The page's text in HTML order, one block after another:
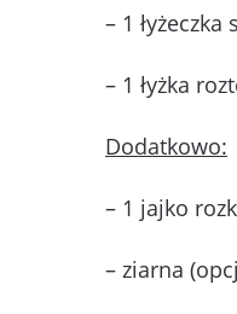
– 1 łyżeczka
– 1 łyżka
Dodatkowo:
– 1 jajko
– ziarna